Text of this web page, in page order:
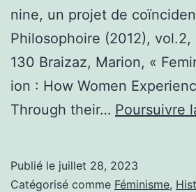
nine, un pro­jet de
Philosophoire (2012), vol.2,
130 Braizaz, Mar­i­on, «
ion : How Women
Through their… Pour­suiv­re
Publié le juillet 28, 2023
Catégorisé comme Féminisme,